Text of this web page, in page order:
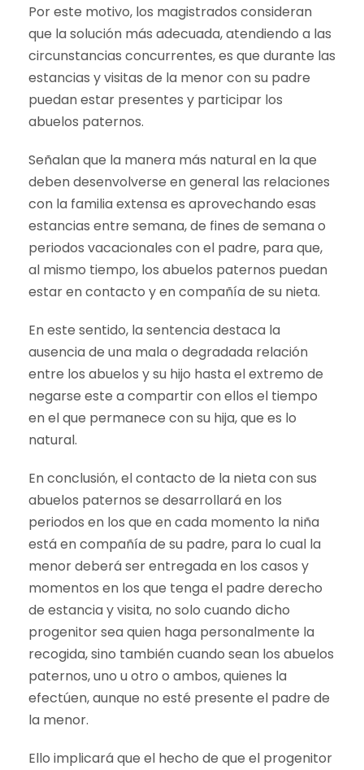
Por este motivo, los magistrados consideran
que la solución más adecuada, atendiendo a las
circunstancias concurrentes, es que durante las
estancias y visitas de la menor con su padre
puedan estar presentes y participar los
abuelos paternos.
Señalan que la manera más natural en la que
deben desenvolverse en general las relaciones
con la familia extensa es aprovechando esas
estancias entre semana, de fines de semana o
periodos vacacionales con el padre, para que,
al mismo tiempo, los abuelos paternos puedan
estar en contacto y en compañía de su nieta.
En este sentido, la sentencia destaca la
ausencia de una mala o degradada relación
entre los abuelos y su hijo hasta el extremo de
negarse este a compartir con ellos el tiempo
en el que permanece con su hija, que es lo
natural.
En conclusión, el contacto de la nieta con sus
abuelos paternos se desarrollará en los
periodos en los que en cada momento la niña
está en compañía de su padre, para lo cual la
menor deberá ser entregada en los casos y
momentos en los que tenga el padre derecho
de estancia y visita, no solo cuando dicho
progenitor sea quien haga personalmente la
recogida, sino también cuando sean los abuelos
paternos, uno u otro o ambos, quienes la
efectúen, aunque no esté presente el padre de
la menor.
Ello implicará que el hecho de que el progenitor